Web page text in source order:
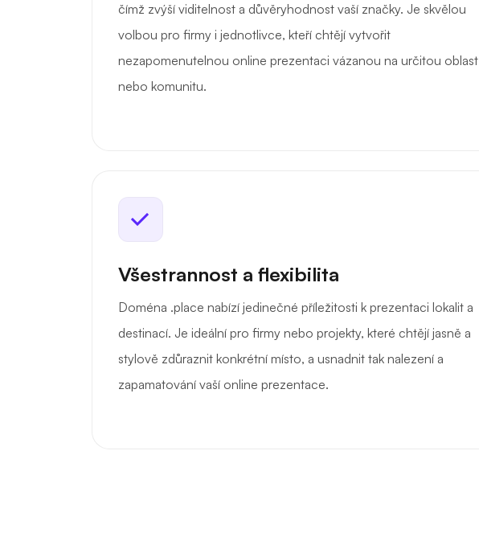
čímž zvýší viditelnost a důvěryhodnost vaší značky. Je skvělou
volbou pro firmy i jednotlivce, kteří chtějí vytvořit
nezapomenutelnou online prezentaci vázanou na určitou oblast
nebo komunitu.
Všestrannost a flexibilita
Doména .place nabízí jedinečné příležitosti k prezentaci lokalit a
destinací. Je ideální pro firmy nebo projekty, které chtějí jasně a
stylově zdůraznit konkrétní místo, a usnadnit tak nalezení a
zapamatování vaší online prezentace.